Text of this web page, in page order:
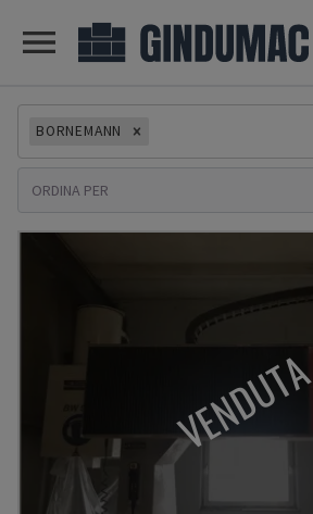
BORNEMANN
VENDUTA